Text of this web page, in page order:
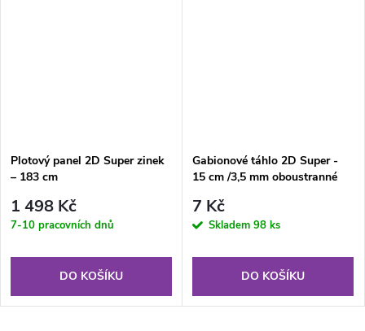
Plotový panel 2D Super zinek
– 183 cm
1 498 Kč
7-10 pracovních dnů
DO KOŠÍKU
Gabionové táhlo 2D Super -
15 cm /3,5 mm oboustranné
7 Kč
Skladem 98 ks
DO KOŠÍKU